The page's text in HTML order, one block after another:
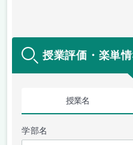
授業評価・楽単
授業名
学部名